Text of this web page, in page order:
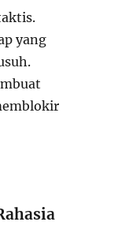
yang